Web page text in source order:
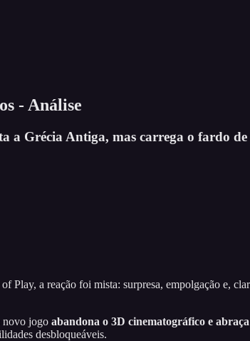
- Análise
a Grécia Antiga, mas carrega o fardo
Play, a reação foi mista: surpresa, empolgação e,
novo jogo abandona o 3D cinematográfico e
desbloqueáveis.